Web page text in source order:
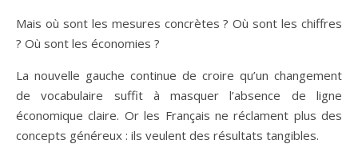
Mais où sont les mesures concrètes ? Où sont les chiffres
? Où sont les économies ?
La nouvelle gauche continue de croire qu’un changement
de vocabulaire suffit à masquer l’absence de ligne
économique claire. Or les Français ne réclament plus des
concepts généreux : ils veulent des résultats tangibles.